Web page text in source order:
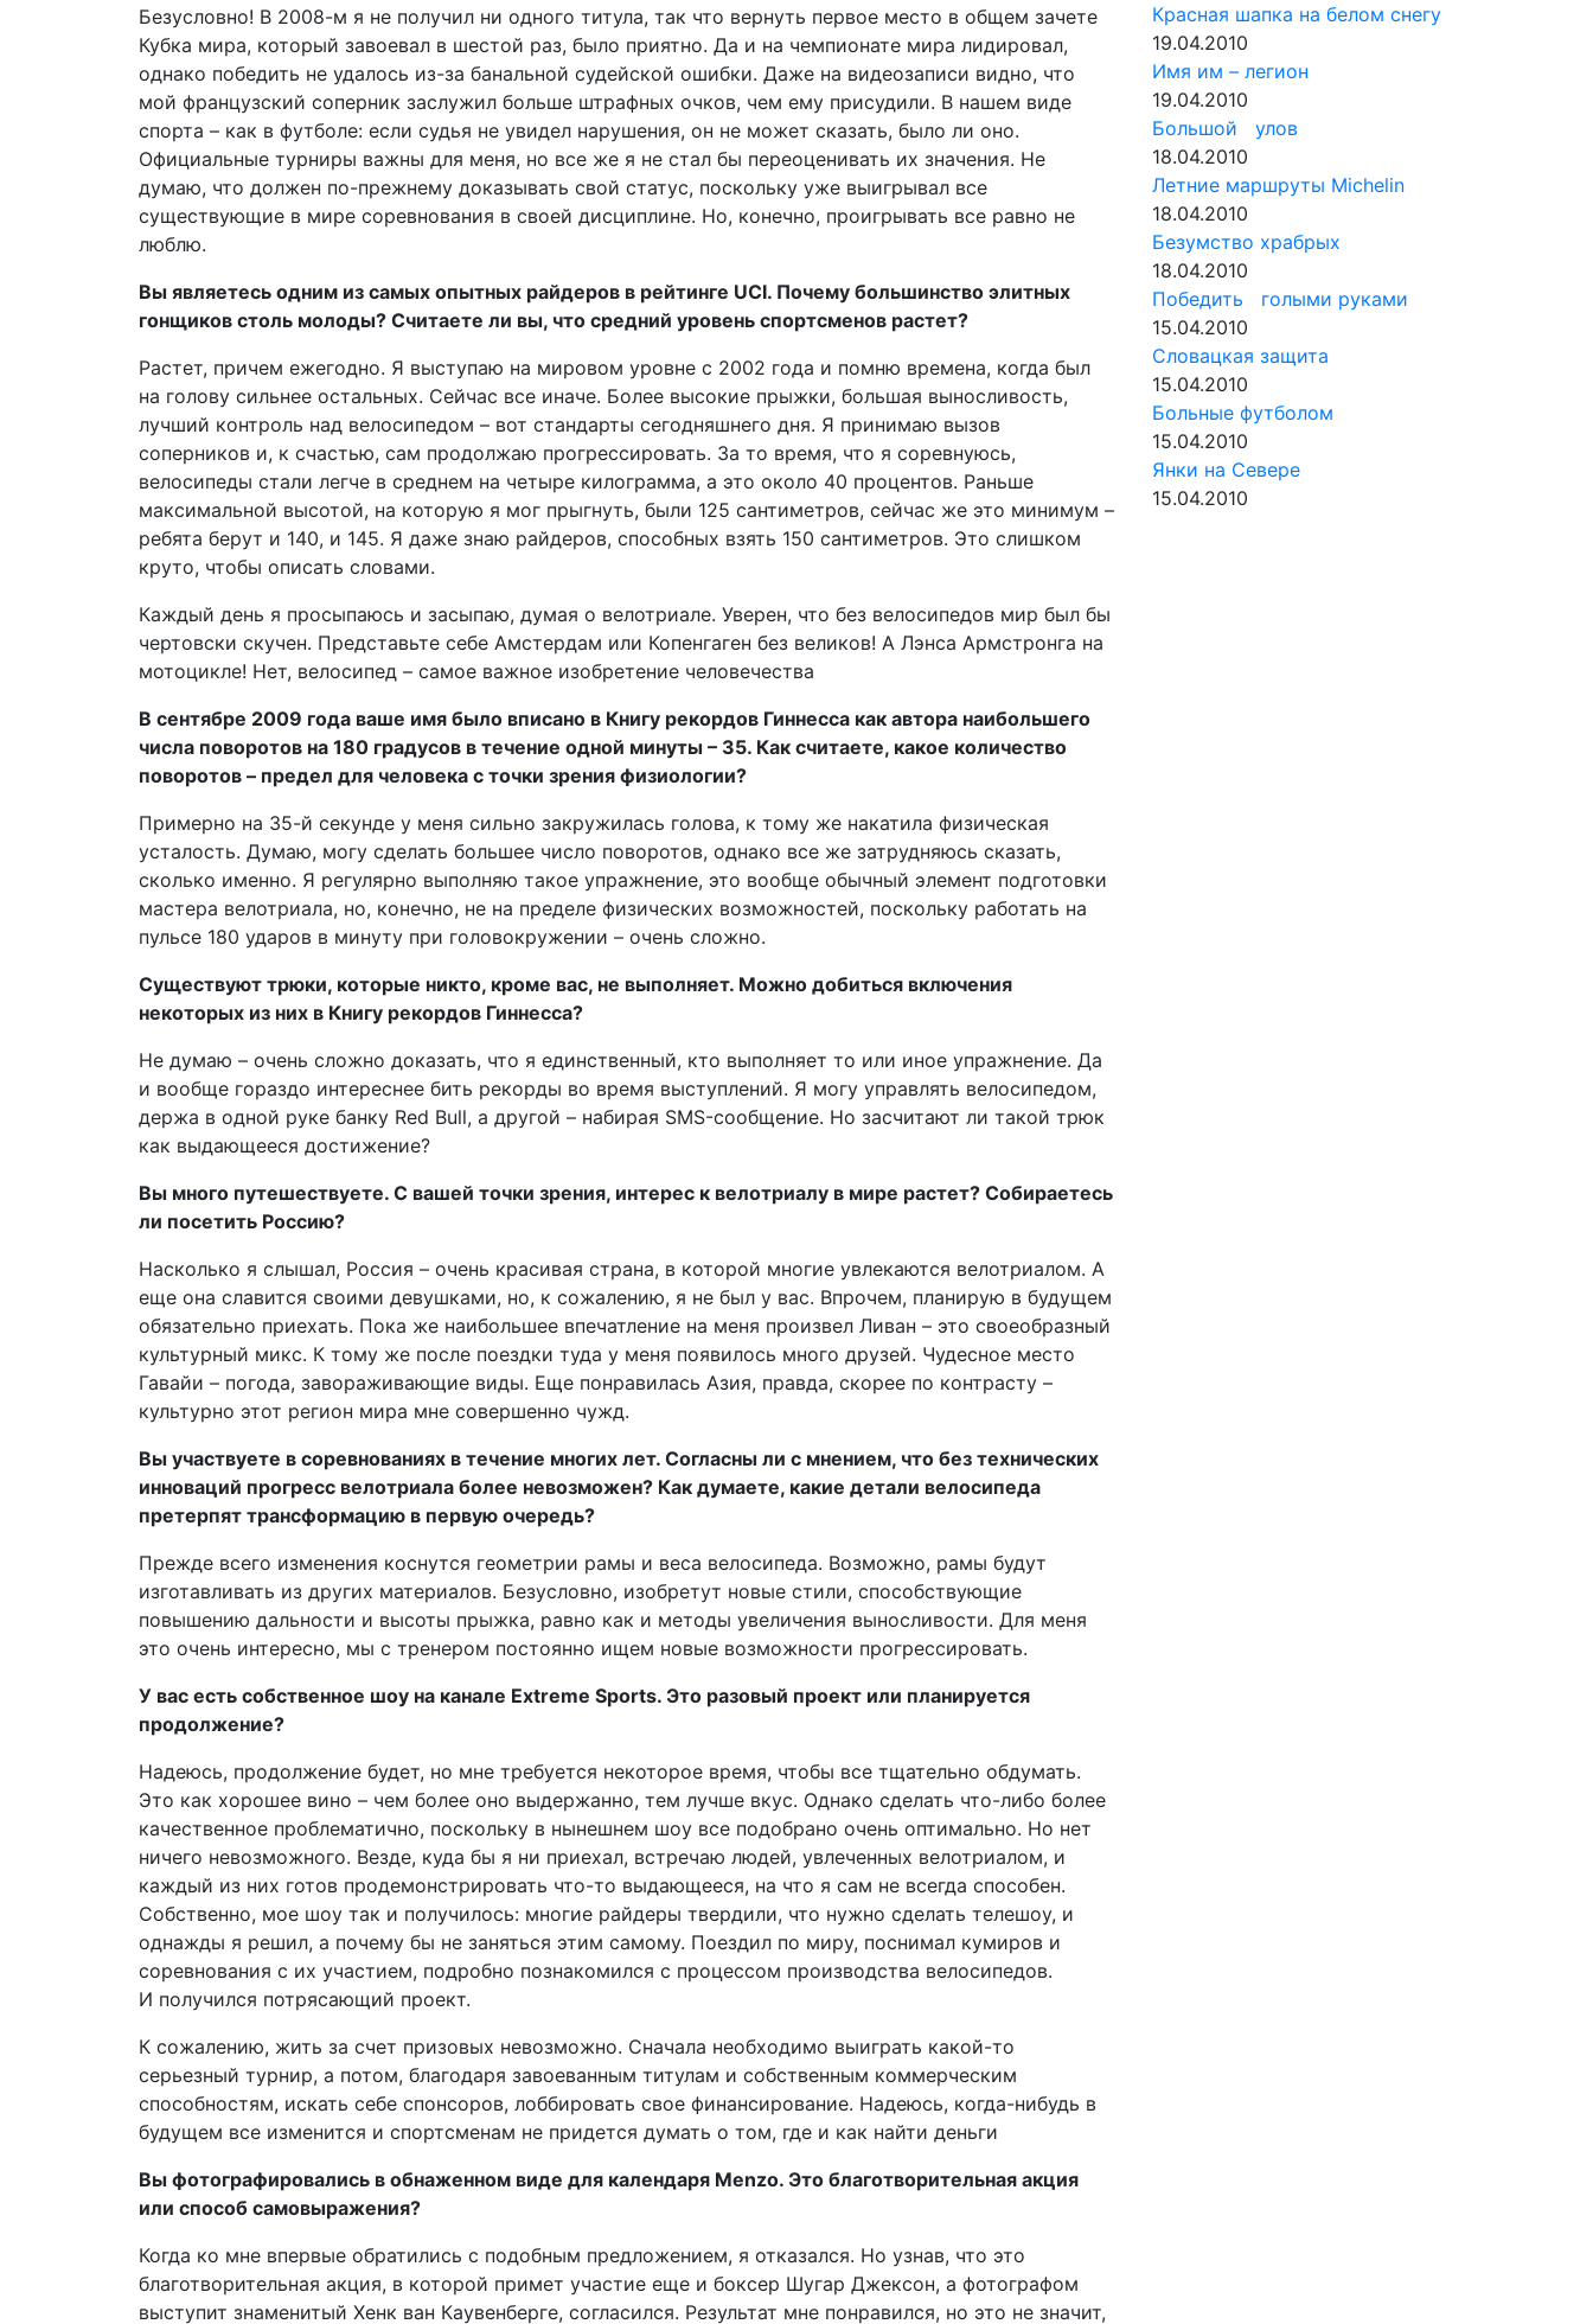
Безусловно! В 2008-м я не получил ни одного титула, так что вернуть первое место в общем зачете
Кубка мира, который завоевал в шестой раз, было приятно. Да и на чемпионате мира лидировал,
однако победить не удалось из-за банальной судейской ошибки. Даже на видеозаписи видно, что
мой французский соперник заслужил больше штрафных очков, чем ему присудили. В нашем виде
спорта – как в футболе: если судья не увидел нарушения, он не может сказать, было ли оно.
Официальные турниры важны для меня, но все же я не стал бы переоценивать их значения. Не
думаю, что должен по-прежнему доказывать свой статус, поскольку уже выигрывал все
существующие в мире соревнования в своей дисциплине. Но, конечно, проигрывать все равно не
люблю.
Вы являетесь одним из самых опытных райдеров в рейтинге UCI. Почему большинство элитных
гонщиков столь молоды? Считаете ли вы, что средний уровень спортсменов растет?
Растет, причем ежегодно. Я выступаю на мировом уровне с 2002 года и помню времена, когда был
на голову сильнее остальных. Сейчас все иначе. Более высокие прыжки, большая выносливость,
лучший контроль над велосипедом – вот стандарты сегодняшнего дня. Я принимаю вызов
соперников и, к счастью, сам продолжаю прогрессировать. За то время, что я соревнуюсь,
велосипеды стали легче в среднем на четыре килограмма, а это около 40 процентов. Раньше
максимальной высотой, на которую я мог прыгнуть, были 125 сантиметров, сейчас же это минимум –
ребята берут и 140, и 145. Я даже знаю райдеров, способных взять 150 сантиметров. Это слишком
круто, чтобы описать словами.
Каждый день я просыпаюсь и засыпаю, думая о велотриале. Уверен, что без велосипедов мир был бы
чертовски скучен. Представьте себе Амстердам или Копенгаген без великов! А Лэнса Армстронга на
мотоцикле! Нет, велосипед – самое важное изобретение человечества
В сентябре 2009 года ваше имя было вписано в Книгу рекордов Гиннесса как автора наибольшего
числа поворотов на 180 градусов в течение одной минуты – 35. Как считаете, какое количество
поворотов – предел для человека с точки зрения физиологии?
Примерно на 35-й секунде у меня сильно закружилась голова, к тому же накатила физическая
усталость. Думаю, могу сделать большее число поворотов, однако все же затрудняюсь сказать,
сколько именно. Я регулярно выполняю такое упражнение, это вообще обычный элемент подготовки
мастера велотриала, но, конечно, не на пределе физических возможностей, поскольку работать на
пульсе 180 ударов в минуту при головокружении – очень сложно.
Существуют трюки, которые никто, кроме вас, не выполняет. Можно добиться включения
некоторых из них в Книгу рекордов Гиннесса?
Не думаю – очень сложно доказать, что я единственный, кто выполняет то или иное упражнение. Да
и вообще гораздо интереснее бить рекорды во время выступ­лений. Я могу управлять велосипедом,
держа в одной руке банку Red Bull, а другой – набирая SMS-сообщение. Но засчитают ли такой трюк
как выдающееся достижение?
Вы много путешествуете. С вашей точки зрения, интерес к велотриалу в мире растет? Собираетесь
ли посетить Россию?
Насколько я слышал, Россия – очень красивая страна, в которой многие увлекаются велотриалом. А
еще она славится своими девушками, но, к сожалению, я не был у вас. Впрочем, планирую в будущем
обязательно приехать. Пока же наибольшее впечатление на меня произвел Ливан – это своеобразный
культурный микс. К тому же после поездки туда у меня появилось много друзей. Чудесное место
Гавайи – погода, завораживающие виды. Еще понравилась Азия, правда, скорее по контрасту –
культурно этот регион мира мне совершенно чужд.
Вы участвуете в соревнованиях в течение многих лет. Согласны ли с мнением, что без технических
инноваций прогресс велотриала более невозможен? Как думаете, какие детали велосипеда
претерпят трансформацию в первую очередь?
Прежде всего изменения коснутся геомет­рии рамы и веса велосипеда. Возможно, рамы будут
изготавливать из других материалов. Безусловно, изобретут новые стили, способствующие
повышению дальности и высоты прыжка, равно как и методы увеличения выносливости. Для меня
это очень интересно, мы с тренером постоянно ищем новые возможности ­прогрессировать.
У вас есть собственное шоу на канале Extreme Sports. Это разовый проект или планируется
продолжение?
Надеюсь, продолжение будет, но мне требуется некоторое время, чтобы все тщательно обдумать.
Это как хорошее вино – чем более оно выдержанно, тем лучше вкус. Однако сделать что-либо более
качественное проблематично, поскольку в нынешнем шоу все подобрано очень оптимально. Но нет
ничего невозможного. Везде, куда бы я ни приехал, встречаю людей, увлеченных велотри­алом, и
каждый из них готов продемонстрировать что-то выдающееся, на что я сам не всегда способен.
Собственно, мое шоу так и получилось: многие райдеры твердили, что нужно сделать телешоу, и
однажды я решил, а почему бы не заняться этим самому. Поездил по миру, поснимал кумиров и
соревнования с их участием, подробно познакомился с процессом производства велосипедов.
И получился потрясающий проект.
К сожалению, жить за счет призовых невозможно. Сначала необходимо выиграть какой-то
серьезный турнир, а потом, благодаря завоеванным титулам и собственным коммерческим
способностям, искать себе спонсоров, лоббировать свое финансирование. Надеюсь, когда-нибудь в
будущем все изменится и спортсменам не придется думать о том, где и как найти деньги
Вы фотографировались в обнаженном виде для календаря Menzo. Это благотворительная акция
или способ самовыражения?
Когда ко мне впервые обратились с подобным предложением, я отказался. Но узнав, что это
благотворительная акция, в которой примет участие еще и боксер Шугар Джексон, а фотографом
выступит знаменитый Хенк ван Каувенберге, согласился. Результат мне понравился, но это не значит,
Красная шапка на белом снегу
19.04.2010
Имя им – легион
19.04.2010
Большой улов
18.04.2010
Летние маршруты Michelin
18.04.2010
Безумство храбрых
18.04.2010
Победить голыми руками
15.04.2010
Словацкая защита
15.04.2010
Больные футболом
15.04.2010
Янки на Севере
15.04.2010